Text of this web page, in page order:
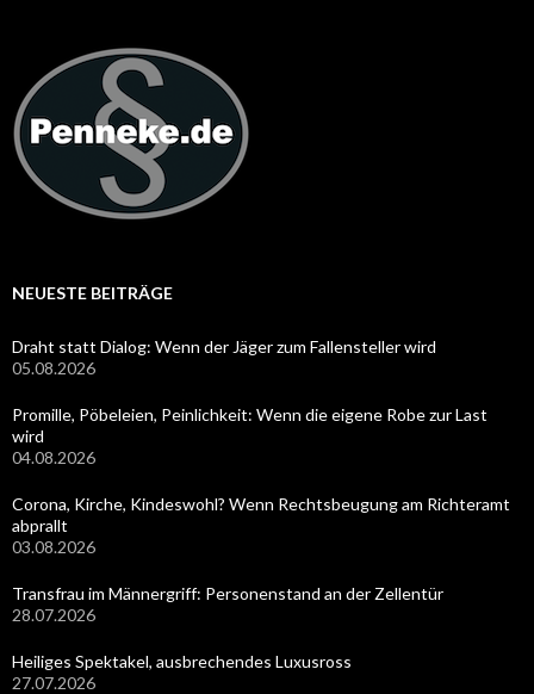
NEUESTE BEITRÄGE
Draht statt Dialog: Wenn der Jäger zum Fallensteller wird
05.08.2026
Promille, Pöbeleien, Peinlichkeit: Wenn die eigene Robe zur Last
wird
04.08.2026
Corona, Kirche, Kindeswohl? Wenn Rechtsbeugung am Richteramt
abprallt
03.08.2026
Transfrau im Männergriff: Personenstand an der Zellentür
28.07.2026
Heiliges Spektakel, ausbrechendes Luxusross
27.07.2026